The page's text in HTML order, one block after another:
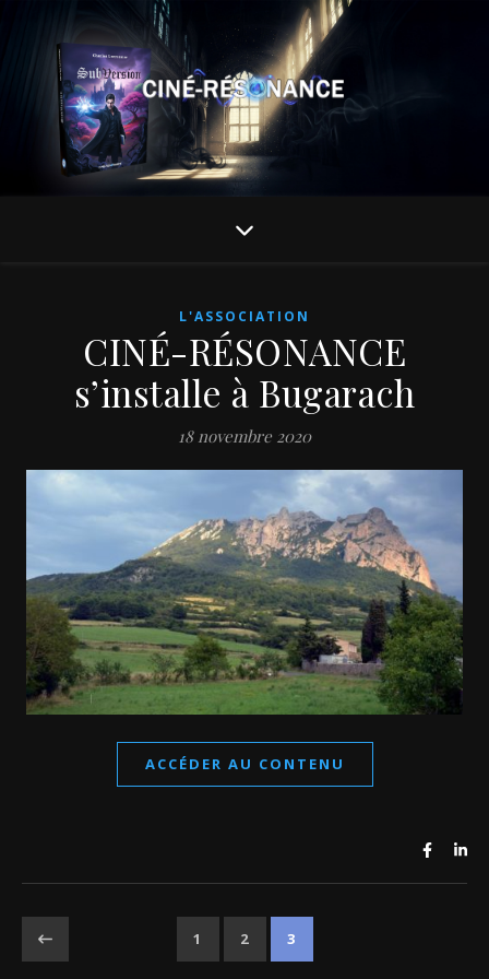
L'ASSOCIATION
CINÉ-RÉSONANCE
s’installe à Bugarach
18 novembre 2020
ACCÉDER AU CONTENU
1 2 3